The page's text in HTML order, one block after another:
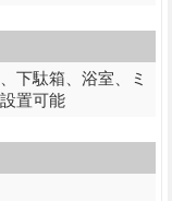
下駄箱、浴室、ミ
置可能